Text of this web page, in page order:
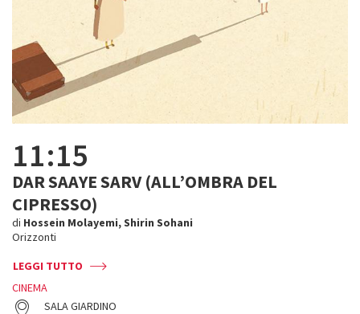
11:15
DAR SAAYE SARV (ALL’OMBRA DEL
CIPRESSO)
di Hossein Molayemi, Shirin Sohani
Orizzonti
LEGGI TUTTO
CINEMA
SALA GIARDINO